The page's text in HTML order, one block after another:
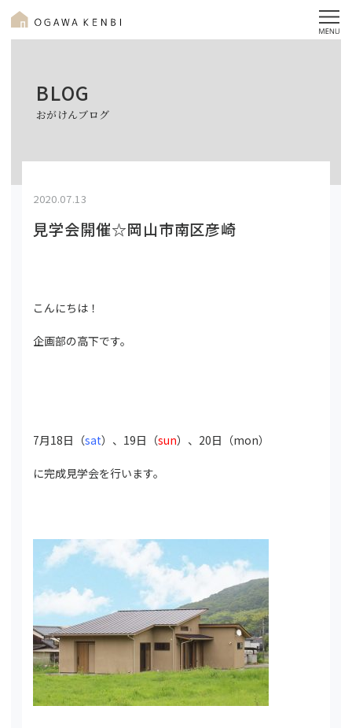
BLOG
おがけんブログ
2020.07.13
見学会開催☆岡山市南区彦崎
こんにちは！
企画部の高下です。
7月18日（sat）、19日（sun）、20日（mon）
に完成見学会を行います。